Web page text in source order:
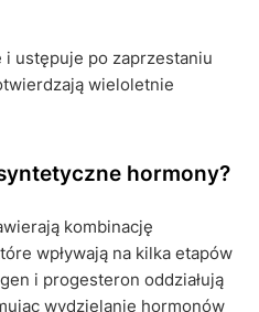
i ustępuje po zaprzestaniu
wieloletnie
hormony?
kombinację
wpływają na kilka etapów
i progesteron oddziałują
wydzielanie hormonów